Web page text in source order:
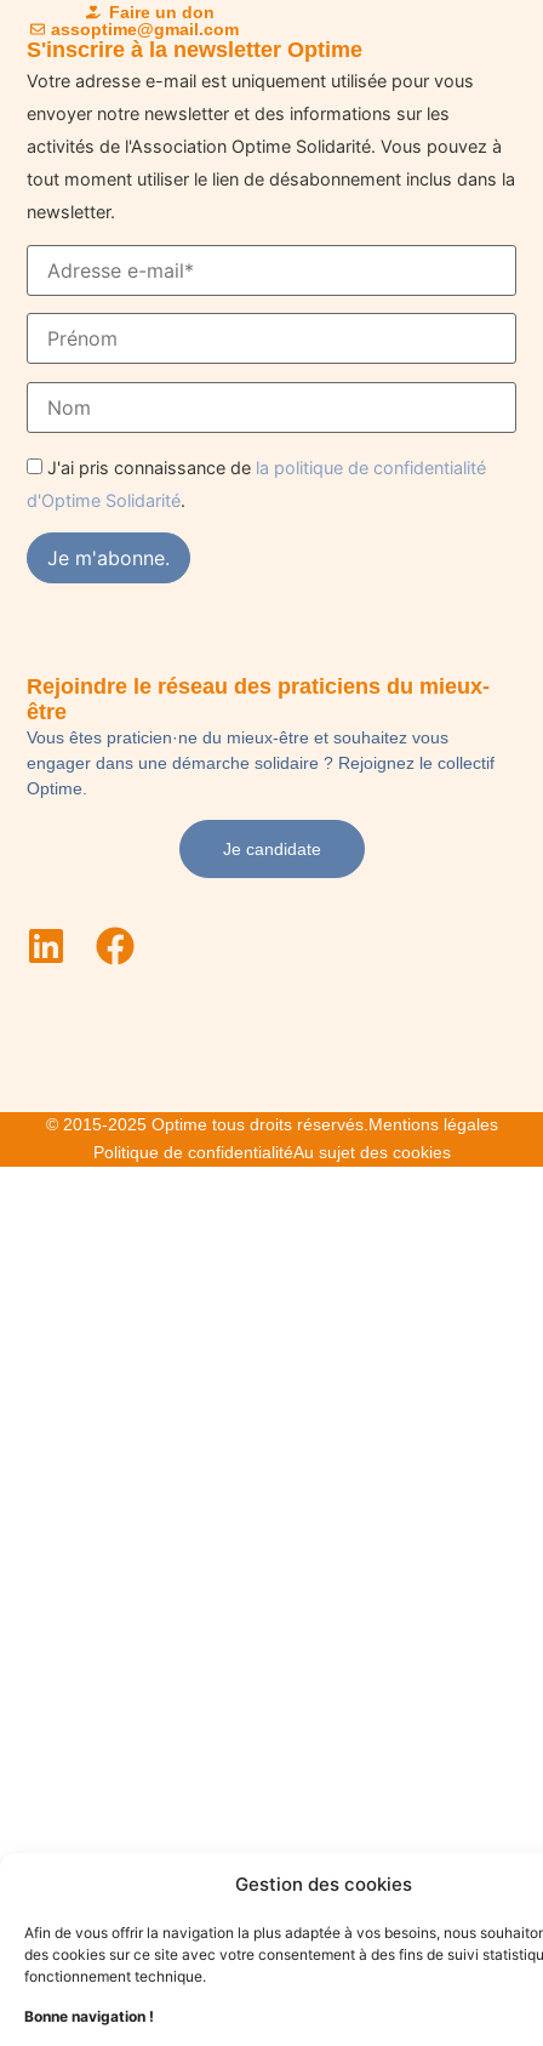
Gestion des cookies
Afin de vous offrir la navigation la plus adaptée à vos besoins, nous
des cookies sur ce site avec votre consentement à des fins de suivi
fonctionnement technique.
Bonne navigation !
Rejoindre le réseau des praticiens du mieux-
être
Vous êtes praticien·ne du mieux-être et souhaitez vous
engager dans une démarche solidaire ? Rejoignez le collectif
Optime.
Je candidate
Faire un don
assoptime@gmail.com
S'inscrire à la newsletter Optime
Votre adresse e-mail est uniquement utilisée pour vous
envoyer notre newsletter et des informations sur les
activités de l'Association Optime Solidarité. Vous pouvez à
tout moment utiliser le lien de désabonnement inclus dans la
newsletter.
J'ai pris connaissance de la politique de confidentialité
d'Optime Solidarité.
© 2015-2025 Optime tous droits réservés.Mentions légales
Politique de confidentialitéAu sujet des cookies